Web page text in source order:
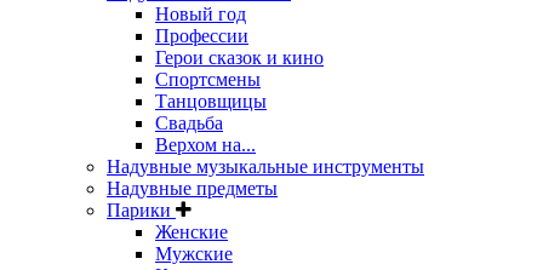
Новый год
Профессии
Герои сказок и кино
Спортсмены
Танцовщицы
Свадьба
Верхом на...
Надувные музыкальные инструменты
Надувные предметы
Парики
Женские
Мужские